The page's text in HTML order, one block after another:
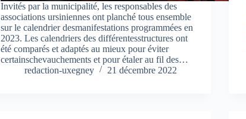
Invités par la municipalité, les responsables des
associations ursiniennes ont planché tous ensemble
sur le calendrier desmanifestations programmées en
2023. Les calendriers des différentesstructures ont
été comparés et adaptés au mieux pour éviter
certainschevauchements et pour étaler au fil des…
redaction-uxegney
21 décembre 2022